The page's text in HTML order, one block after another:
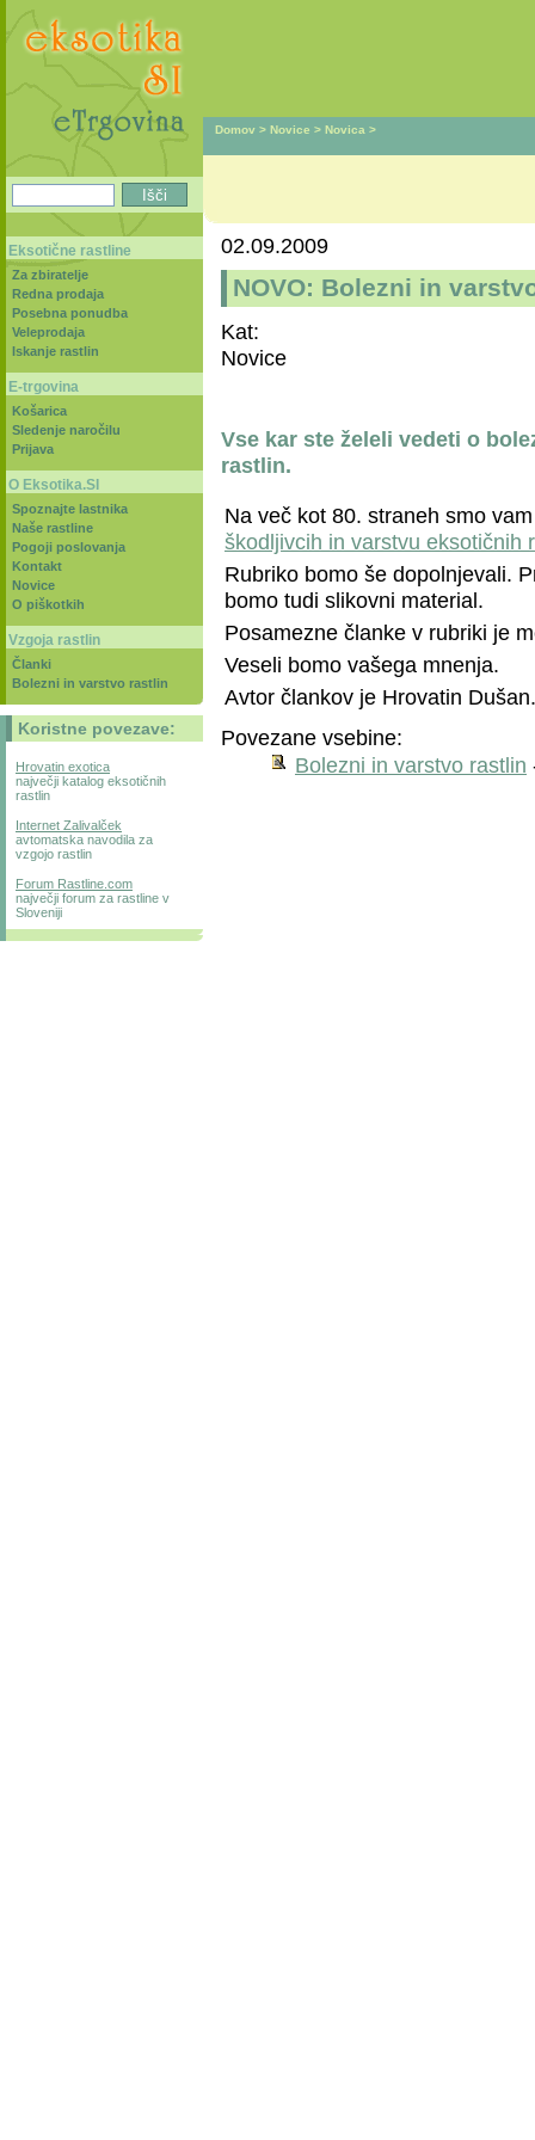
Domov > Novice > Novica >
02.09.2009
NOVO: Bolezni in
Kat:
Novice
Vse kar ste želeli vedeti o
rastlin.
Na več kot 80. straneh smo
škodljivcih in varstvu eksotičnih
Rubriko bomo še dopolnjevali.
bomo tudi slikovni material.
Posamezne članke v rubriki je
Veseli bomo vašega mnenja.
Avtor člankov je Hrovatin Dušan.
Povezane vsebine:
Bolezni in varstvo rastlin
Eksotične rastline
Za zbiratelje
Redna prodaja
Posebna ponudba
Veleprodaja
Iskanje rastlin
E-trgovina
Košarica
Sledenje naročilu
Prijava
O Eksotika.SI
Spoznajte lastnika
Naše rastline
Pogoji poslovanja
Kontakt
Novice
O piškotkih
Vzgoja rastlin
Članki
Bolezni in varstvo rastlin
Koristne povezave:
Hrovatin exotica
največji katalog eksotičnih
rastlin
Internet Zalivalček
avtomatska navodila za
vzgojo rastlin
Forum Rastline.com
največji forum za rastline v
Sloveniji